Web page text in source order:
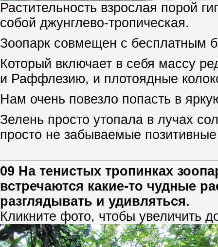
Растительность взрослая порой
собой джунглево-тропическая.
Зоопарк совмещен с бесплатным
Который включает в себя массу
и Раффлезию, и плотоядные
Нам очень повезло попасть в
Зелень просто утопала в лучах
просто не забываемые
09 На тенистых тропинках
встречаются какие-то чудные
разглядывать и удивляться.
Кликните фото, чтобы увеличить